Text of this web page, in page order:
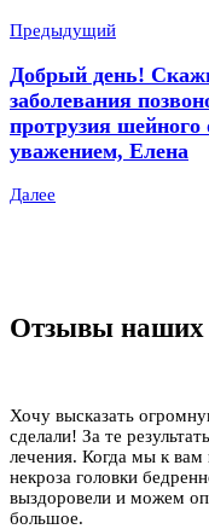
Предыдущий
Добрый день!
заболевания
протрузия шейного
уважением, Елена
Далее
Отзывы наших
Хочу высказать
сделали! За те
лечения. Когда мы к
некроза головки
выздоровели и можем
большое.